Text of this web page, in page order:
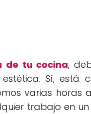
de tu cocina,
Sí, está
varias horas
trabajo en